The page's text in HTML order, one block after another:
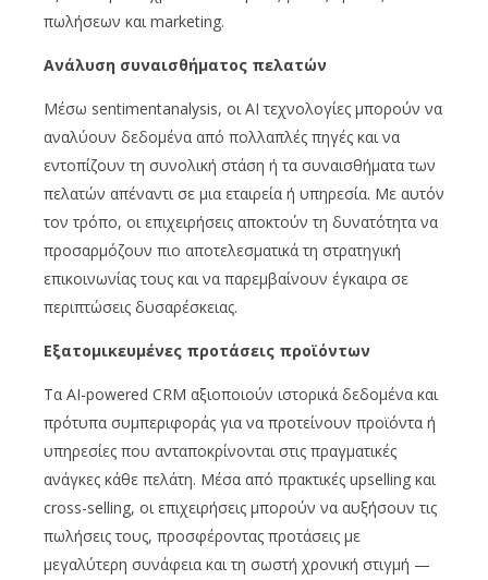
πωλήσεων και marketing.
Ανάλυση συναισθήματος πελατών
Μέσω sentimentanalysis, οι AI τεχνολογίες μπορούν να
αναλύουν δεδομένα από πολλαπλές πηγές και να
εντοπίζουν τη συνολική στάση ή τα συναισθήματα των
πελατών απέναντι σε μια εταιρεία ή υπηρεσία. Με αυτόν
τον τρόπο, οι επιχειρήσεις αποκτούν τη δυνατότητα να
προσαρμόζουν πιο αποτελεσματικά τη στρατηγική
επικοινωνίας τους και να παρεμβαίνουν έγκαιρα σε
περιπτώσεις δυσαρέσκειας.
Εξατομικευμένες προτάσεις προϊόντων
Τα AI-powered CRM αξιοποιούν ιστορικά δεδομένα και
πρότυπα συμπεριφοράς για να προτείνουν προϊόντα ή
υπηρεσίες που ανταποκρίνονται στις πραγματικές
ανάγκες κάθε πελάτη. Μέσα από πρακτικές upselling και
cross-selling, οι επιχειρήσεις μπορούν να αυξήσουν τις
πωλήσεις τους, προσφέροντας προτάσεις με
μεγαλύτερη συνάφεια και τη σωστή χρονική στιγμή —